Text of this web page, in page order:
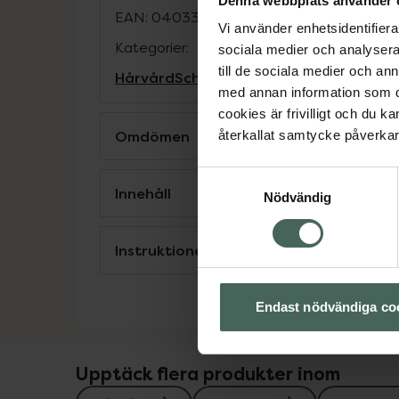
Vi använder
sociala medier och
till de sociala medier och
med annan information som
cookies är frivilligt och du
återkallat samtycke
Nödvändig
Endast nödvändiga
EAN: 04033981620017
Kategorier:
HårvårdSchampoVegansk hårvård
Omdömen
Innehåll
Instruktioner
Upptäck flera produkter inom